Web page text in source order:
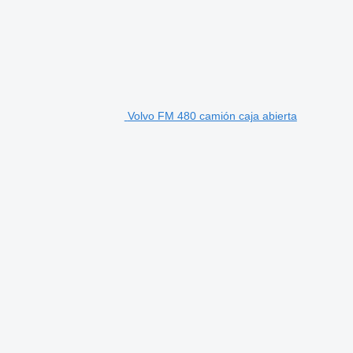
Volvo FM 480 camión caja abierta